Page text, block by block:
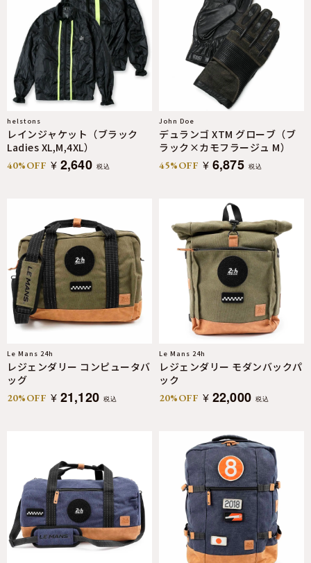
helstons
レインジャケット（ブラック
Ladies XL,M,4XL）
40%OFF ¥ 2,640 税込
John Doe
デュランゴ XTM グローブ（ブ
ラック×カモフラージュ M）
45%OFF ¥ 6,875 税込
Le Mans 24h
レジェンダリー コンピュータバ
ッグ
20%OFF ¥ 21,120 税込
Le Mans 24h
レジェンダリー モダンバックパ
ック
20%OFF ¥ 22,000 税込